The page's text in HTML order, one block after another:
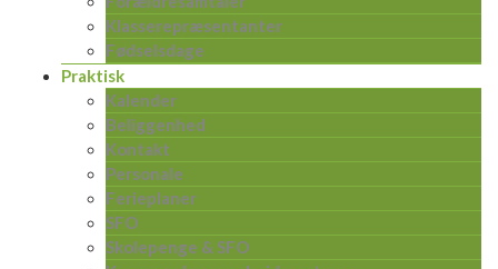
Klasserepræsentanter
Fødselsdage
Praktisk
Kalender
Beliggenhed
Kontakt
Personale
Ferieplaner
SFO
Skolepenge & SFO